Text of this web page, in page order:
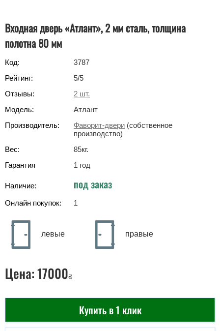
Входная дверь «Атлант», 2 мм сталь, толщина
полотна 80 мм
Код:
3787
Рейтинг:
5/5
Отзывы:
2 шт.
Модель:
Атлант
Производитель:
Фаворит-двери (собственное
производство)
Вес:
85кг.
Гарантия
1 год
Наличие: под заказ
Онлайн покупок: 1
левые правые
Цена:17000₴
Купить в 1 клик